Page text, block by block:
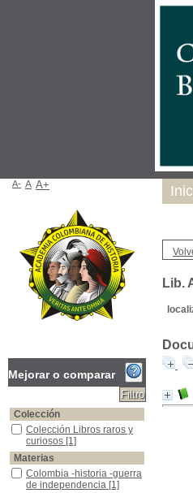
Lib.
A- A A+
Mejorar o comparar
Colección
Colección Libros raros y curiosos
Colección Libros raros y
curiosos [1]
Materias
Colombia -historia -guerra de
Colombia -historia -guerra
de independencia [1]